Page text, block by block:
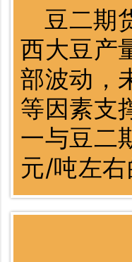
豆二期
西大豆产
部波动，
等因素支
一与豆二
元/吨左